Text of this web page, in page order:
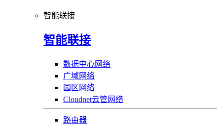
智能联接
智能联接
数据中心网络
广域网络
园区网络
Cloudnet云管网络
路由器